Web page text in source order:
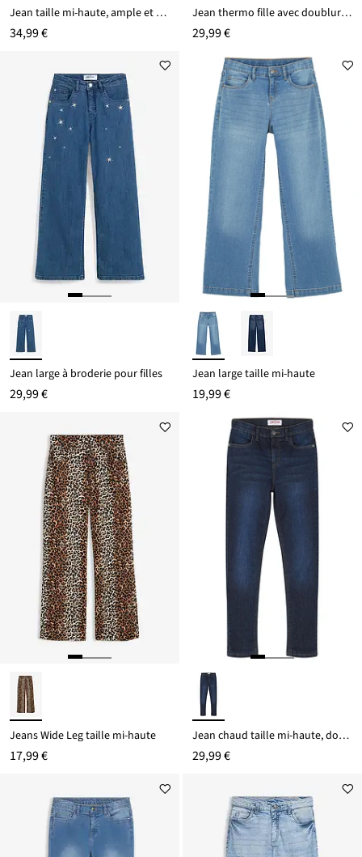
Jean taille mi-haute, ample et thermique à doublure jersey
34,99 €
Jean thermo fille avec doublure en flanelle
29,99 €
Jean large à broderie pour filles
29,99 €
Jean large taille mi-haute
19,99 €
Jeans Wide Leg taille mi-haute
17,99 €
Jean chaud taille mi-haute, doublure jersey
29,99 €